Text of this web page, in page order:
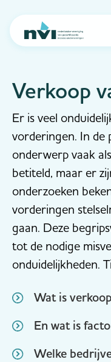
Navigation
Verkoop
Er is veel
vorderingen. In de
onderwerp vaak
betiteld, maar er
onderzoeken
vorderingen
gaan. Deze
tot de nodige
onduidelijkheden.
Wat is
En wat is
Welke